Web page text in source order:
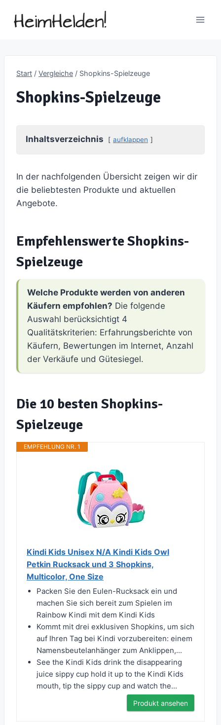
Inhalt
Start / Vergleiche / Shopkins-Spielzeuge
Shopkins-Spielzeuge
Inhaltsverzeichnis aufklappen
In der nachfolgenden Übersicht zeigen wir dir
die beliebtesten Produkte und aktuellen
Angebote.
Empfehlenswerte Shopkins-
Spielzeuge
Welche Produkte werden von anderen
Käufern empfohlen? Die folgende
Auswahl berücksichtigt 4
Qualitätskriterien: Erfahrungsberichte von
Käufern, Bewertungen im Internet, Anzahl
der Verkäufe und Gütesiegel.
Die 10 besten Shopkins-
Spielzeuge
EMPFEHLUNG NR. 1
Kindi Kids Unisex N/A Kindi Kids Owl
Petkin Rucksack und 3 Shopkins,
Multicolor, One Size
Packen Sie den Eulen-Rucksack ein und
machen Sie sich bereit zum Spielen im
Rainbow Kindi mit dem Kindi Kids
Kommt mit drei exklusiven Shopkins, um sich
auf Ihren Tag bei Kindi vorzubereiten: einem
Namensbeutelanhänger zum Anklippen,...
See the Kindi Kids drink the disappearing
juice sippy cup hold it up to the Kindi Kids
mouth, tip the sippy cup and watch the...
Produkt ansehen